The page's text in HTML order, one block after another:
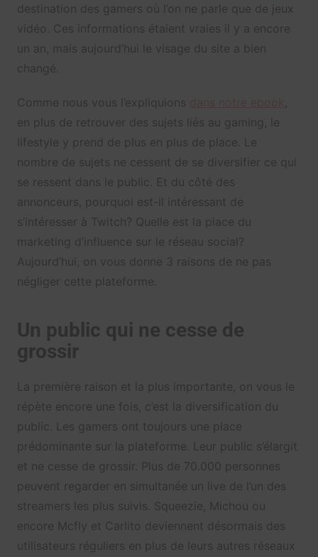
destination des gamers où l’on ne parle que de jeux
vidéo. Ces informations étaient vraies il y a encore
un an, mais aujourd’hui le visage du site a bien
changé.
Comme nous vous l’expliquions
en plus de retrouver des sujets liés au gaming, le
lifestyle y prend de plus en plus de place. Le
nombre de sujets ne cessent de se diversifier ce qui
se ressent dans le public. Et du côté des
annonceurs, pourquoi est-il intéressant de
s’intéresser à Twitch? Quelle est la place du
marketing d’influence sur le réseau social?
Aujourd’hui, on vous donne 3 raisons de ne pas
négliger cette plateforme.
Un public qui ne cesse de
grossir
La première raison et la plus importante, on vous le
répète encore une fois, c’est la diversification du
public. Les gamers ont toujours une place
prédominante sur la plateforme. Leur public s’élargit
et ne cesse de grossir. Plus de 70.000 personnes
peuvent regarder en simultanée un live de l’un des
streamers les plus suivis. Squeezie, Michou ou
encore Mcfly et Carlito deviennent désormais des
utilisateurs réguliers en plus de leurs autres réseaux